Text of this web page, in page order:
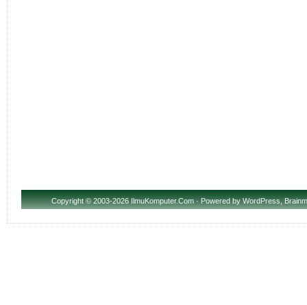
Copyright© 2003-2026 IlmuKomputer.Com · Powered byWordPress,